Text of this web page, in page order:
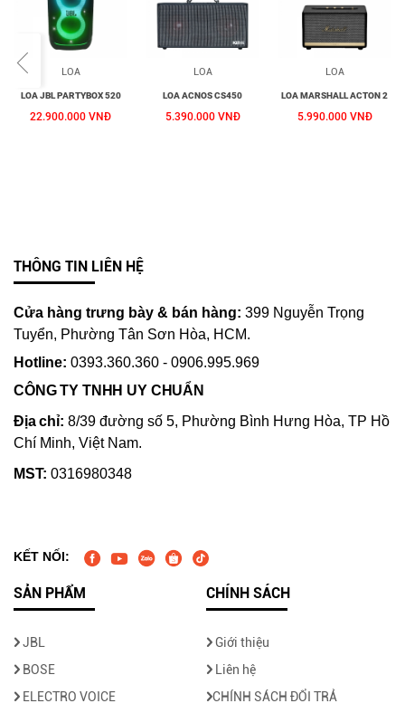
LOA
LOA JBL PARTYBOX 520
22.900.000 VNĐ
LOA
LOA ACNOS CS450
5.390.000 VNĐ
LOA
LOA MARSHALL ACTON 2
5.990.000 VNĐ
THÔNG TIN LIÊN HỆ
Cửa hàng trưng bày & bán hàng: 399 Nguyễn Trọng
Tuyển, Phường Tân Sơn Hòa, HCM.
Hotline: 0393.360.360 - 0906.995.969
CÔNG TY TNHH UY CHUẨN
Địa chỉ: 8/39 đường số 5, Phường Bình Hưng Hòa, TP Hồ
Chí Minh, Việt Nam.
MST: 0316980348
KẾT NỐI:
SẢN PHẨM
JBL
BOSE
ELECTRO VOICE
CHÍNH SÁCH
Giới thiệu
Liên hệ
CHÍNH SÁCH ĐỔI TRẢ